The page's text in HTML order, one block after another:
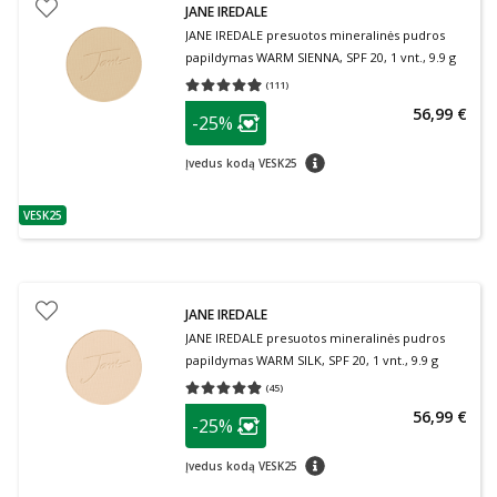
patarimas
VESK25
JANE IREDALE
JANE IREDALE presuotos mineralinės pudros
papildymas WARM SIENNA, SPF 20, 1 vnt., 9.9 g
(111)
Vidutinis įvertinimas 4.95
patarimas
Lojalumo klubo narių nuolaida
-25%
Įvedus kodą VESK25 patarimas
56,99 €
JANE IREDALE
JANE IREDALE presuotos mineralinės pudros
papildymas WARM SILK, SPF 20, 1 vnt., 9.9 g
(45)
Vidutinis įvertinimas 4.87
patarimas
Lojalumo klubo narių nuolaida
-25%
Įvedus kodą VESK25 patarimas
56,99 €